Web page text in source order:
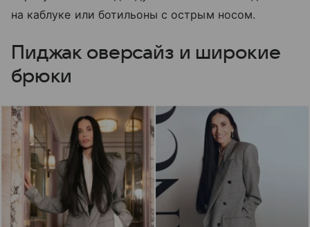
на каблуке или ботильоны с острым носом.
Пиджак оверсайз и широкие
брюки